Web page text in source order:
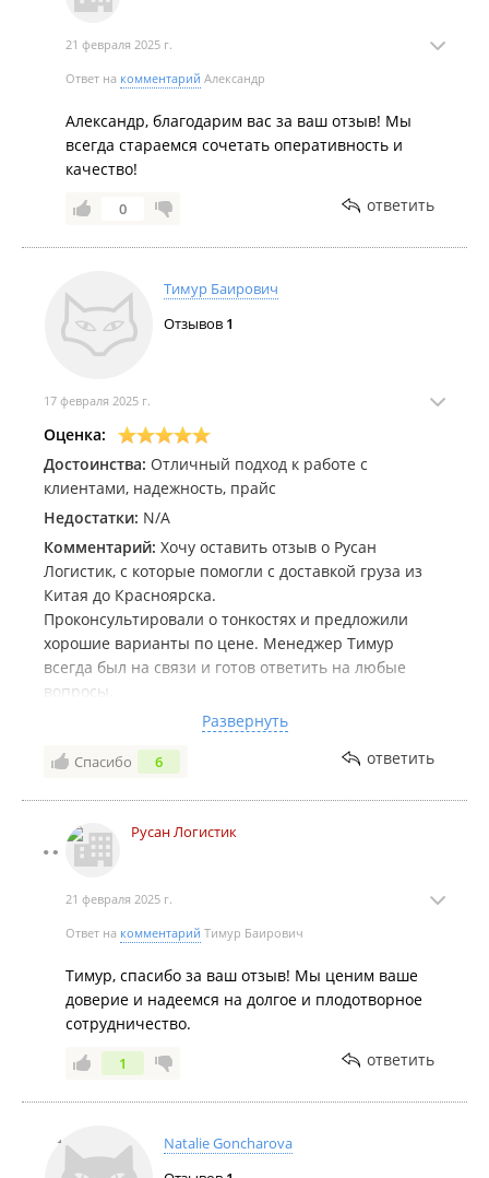
21 февраля 2025 г.
Ответ на комментарий Александр
Александр, благодарим вас за ваш отзыв! Мы
всегда стараемся сочетать оперативность и
качество!
0 ответить
Тимур Баирович
Отзывов 1
17 февраля 2025 г.
Оценка:
Достоинства: Отличный подход к работе с
клиентами, надежность, прайс
Недостатки: N/A
Комментарий: Хочу оставить отзыв о Русан
Логистик, с которые помогли с доставкой груза из
Китая до Красноярска.
Проконсультировали о тонкостях и предложили
хорошие варианты по цене. Менеджер Тимур
всегда был на связи и готов ответить на любые
вопросы.
Также хочу отметить, что помогли нам решить все
вопросы по растаможке. Дали четкие инструкции и
Развернуть
Спасибо 6 ответить
Русан Логистик
21 февраля 2025 г.
Ответ на комментарий Тимур Баирович
Тимур, спасибо за ваш отзыв! Мы ценим ваше
доверие и надеемся на долгое и плодотворное
сотрудничество.
1 ответить
Natalie Goncharova